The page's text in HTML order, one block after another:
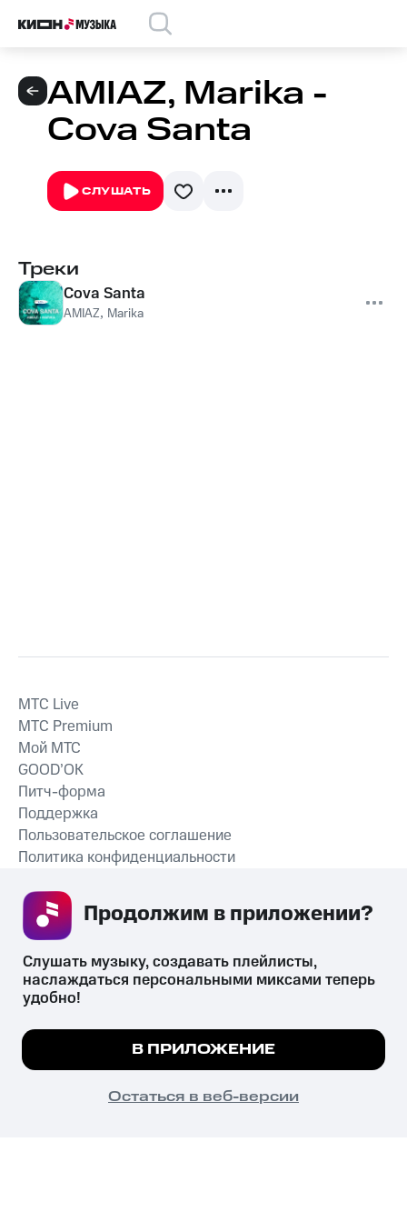
AMIAZ, Marika -
Cova Santa
СЛУШАТЬ
Треки
Cova Santa
AMIAZ, Marika
СКАЧАТЬ ПРИЛОЖЕНИЕ
MTС Live
MTС Premium
Мой МТС
GOOD’OK
Питч-форма
Поддержка
Пользовательское соглашение
Политика конфиденциальности
психотропных веществ, их аналогов причиняет вред здоровью,
их незаконный оборот запрещён и влечёт установленную
законодательством ответственность.
© 2026 ООО «КИОН».
Все права защищены
Мы используем куки, чтобы на сайте все
Подробнее
ПОНЯТНО
Слушать музыку, создавать плейлисты,
наслаждаться персональными миксами теперь
удобно!
В ПРИЛОЖЕНИЕ
Остаться в веб-версии